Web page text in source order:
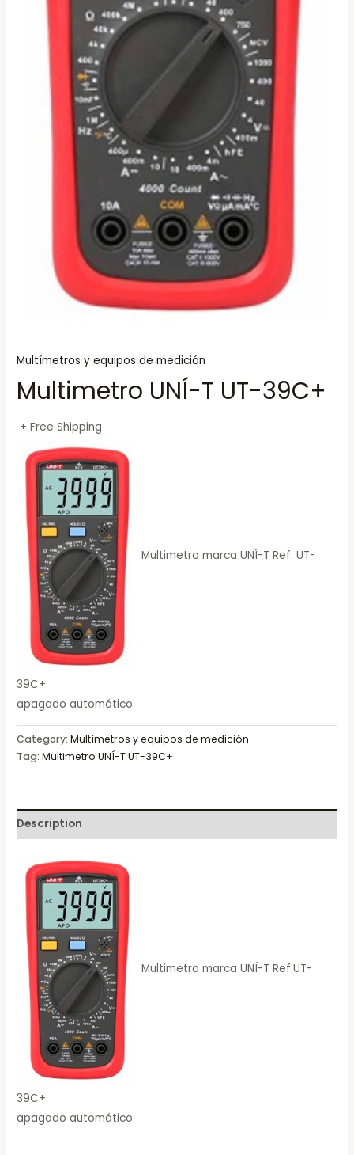
Multímetros y equipos de medición
Multimetro UNÍ-T UT-39C+
+ Free Shipping
Multimetro marca UNÍ-T Ref: UT-
39C+
apagado automático
Category:Multímetros y equipos de medición
Tag:Multimetro UNÍ-T UT-39C+
Description
Multimetro marca UNÍ-T Ref:UT-
39C+
apagado automático